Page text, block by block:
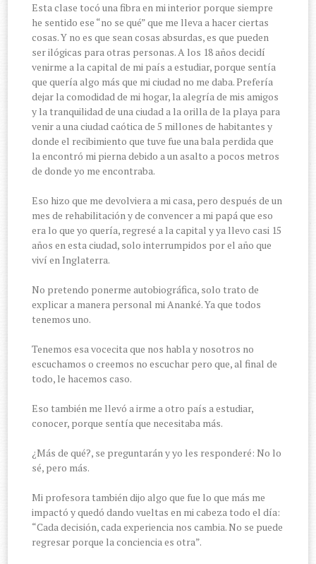
Esta clase tocó una fibra en mi interior porque siempre
he sentido ese “no se qué” que me lleva a hacer ciertas
cosas. Y no es que sean cosas absurdas, es que pueden
ser ilógicas para otras personas. A los 18 años decidí
venirme a la capital de mi país a estudiar, porque sentía
que quería algo más que mi ciudad no me daba. Prefería
dejar la comodidad de mi hogar, la alegría de mis amigos
y la tranquilidad de una ciudad a la orilla de la playa para
venir a una ciudad caótica de 5 millones de habitantes y
donde el recibimiento que tuve fue una bala perdida que
la encontró mi pierna debido a un asalto a pocos metros
de donde yo me encontraba.
Eso hizo que me devolviera a mi casa, pero después de un
mes de rehabilitación y de convencer a mi papá que eso
era lo que yo quería, regresé a la capital y ya llevo casi 15
años en esta ciudad, solo interrumpidos por el año que
viví en Inglaterra.
No pretendo ponerme autobiográfica, solo trato de
explicar a manera personal mi Ananké. Ya que todos
tenemos uno.
Tenemos esa vocecita que nos habla y nosotros no
escuchamos o creemos no escuchar pero que, al final de
todo, le hacemos caso.
Eso también me llevó a irme a otro país a estudiar,
conocer, porque sentía que necesitaba más.
¿Más de qué?, se preguntarán y yo les responderé: No lo
sé, pero más.
Mi profesora también dijo algo que fue lo que más me
impactó y quedó dando vueltas en mi cabeza todo el día:
“Cada decisión, cada experiencia nos cambia. No se puede
regresar porque la conciencia es otra”.